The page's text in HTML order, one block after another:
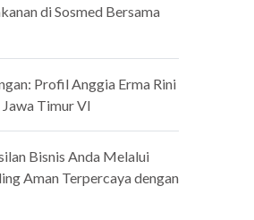
di Sosmed Bersama
Profil Anggia Erma Rini
Timur VI
Bisnis Anda Melalui
Aman Terpercaya dengan